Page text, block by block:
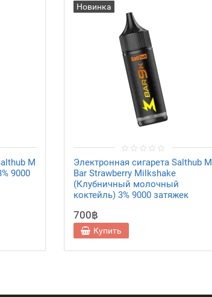
M
9000
Новинка
Электронная сигарета Salthub M
Bar Strawberry Milkshake
(Клубничный молочный
коктейль) 3% 9000 затяжек
700฿
Купить